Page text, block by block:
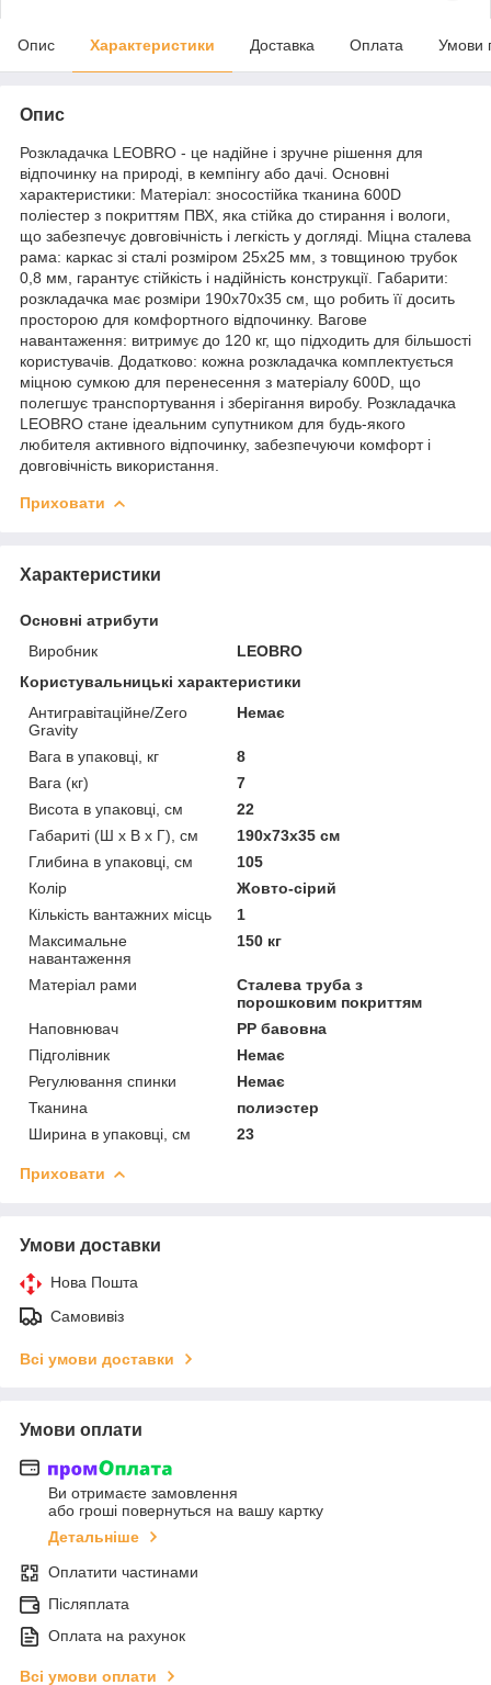
Опис Характеристики Доставка Оплата Умови
Опис
Розкладачка LEOBRO - це надійне і зручне рішення для
відпочинку на природі, в кемпінгу або дачі. Основні
характеристики: Матеріал: зносостійка тканина 600D
поліестер з покриттям ПВХ, яка стійка до стирання і вологи,
що забезпечує довговічність і легкість у догляді. Міцна сталева
рама: каркас зі сталі розміром 25x25 мм, з товщиною трубок
0,8 мм, гарантує стійкість і надійність конструкції. Габарити:
розкладачка має розміри 190x70x35 см, що робить її досить
просторою для комфортного відпочинку. Вагове
навантаження: витримує до 120 кг, що підходить для більшості
користувачів. Додатково: кожна розкладачка комплектується
міцною сумкою для перенесення з матеріалу 600D, що
полегшує транспортування і зберігання виробу. Розкладачка
LEOBRO стане ідеальним супутником для будь-якого
любителя активного відпочинку, забезпечуючи комфорт і
довговічність використання.
Приховати
Характеристики
Основні атрибути
Виробник
LEOBRO
Користувальницькі характеристики
Антигравітаційне/Zero
Gravity
Немає
Вага в упаковці, кг
8
Вага (кг)
7
Висота в упаковці, см
22
Габариті (Ш х В х Г), см
190x73x35 см
Глибина в упаковці, см
105
Колір
Жовто-сірий
Кількість вантажних місць
1
Максимальне
навантаження
150 кг
Матеріал рами
Сталева труба з
порошковим покриттям
Наповнювач
PP бавовна
Підголівник
Немає
Регулювання спинки
Немає
Тканина
полиэстер
Ширина в упаковці, см
23
Приховати
Умови доставки
Нова Пошта
Самовивіз
Всі умови доставки
Умови оплати
Ви отримаєте замовлення
або гроші повернуться на вашу картку
Детальніше
Оплатити частинами
Післяплата
Оплата на рахунок
Всі умови оплати